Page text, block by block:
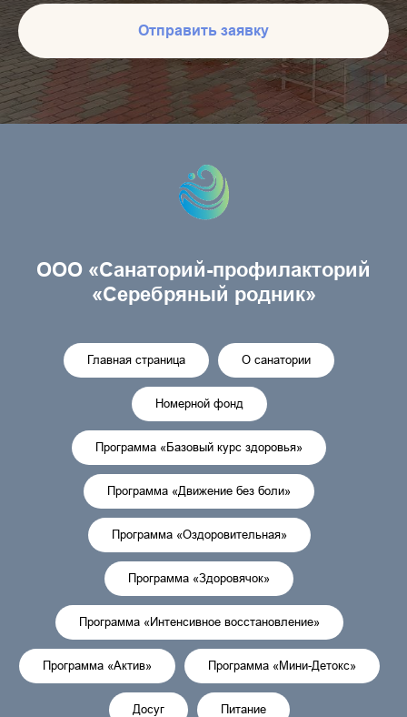
Отправить заявку
ООО «Санаторий-профилакторий
«Серебряный родник»
Главная страница О санатории
Номерной фонд
Программа «Базовый курс здоровья»
Программа «Движение без боли»
Программа «Оздоровительная»
Программа «Здоровячок»
Программа «Интенсивное восстановление»
Программа «Актив» Программа «Мини-Детокс»
Досуг Питание